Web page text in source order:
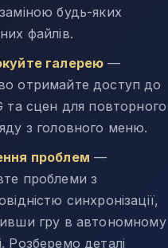
будь-яких
файлів.
галерею —
отримайте доступ до
та сцен для повторного
з головного меню.
проблем —
проблеми з
синхронізації,
гру в автономному
Розберемо деталі